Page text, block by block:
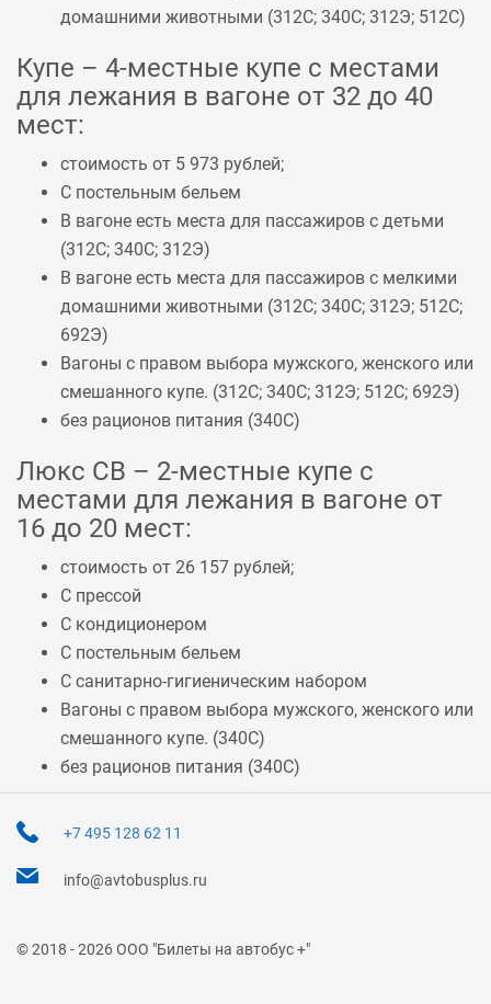
домашними животными (312С; 340С; 312Э; 512С)
Купе – 4-местные купе с местами
для лежания в вагоне от 32 до 40
мест:
стоимость от 5 973 рублей;
С постельным бельем
В вагоне есть места для пассажиров с детьми
(312С; 340С; 312Э)
В вагоне есть места для пассажиров с мелкими
домашними животными (312С; 340С; 312Э; 512С;
692Э)
Вагоны с правом выбора мужского, женского или
смешанного купе. (312С; 340С; 312Э; 512С; 692Э)
без рационов питания (340С)
Люкс СВ – 2-местные купе с
местами для лежания в вагоне от
16 до 20 мест:
стоимость от 26 157 рублей;
С прессой
С кондиционером
С постельным бельем
С санитарно-гигиеническим набором
Вагоны с правом выбора мужского, женского или
смешанного купе. (340С)
без рационов питания (340С)
+7 495 128 62 11
info@avtobusplus.ru
© 2018 - 2026 ООО "Билеты на автобус +"